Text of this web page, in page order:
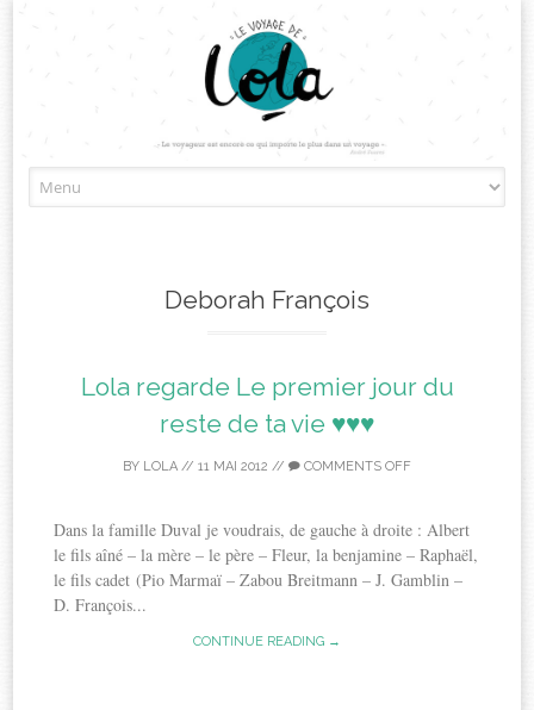
to
Deborah François
Lola regarde Le premier jour du
reste de ta vie ♥♥♥
BY LOLA // 11 MAI 2012 // COMMENTS OFF
Dans la famille Duval je voudrais, de gauche à droite : Albert
le fils aîné – la mère – le père – Fleur, la benjamine – Raphaël,
le fils cadet (Pio Marmaï – Zabou Breitmann – J. Gamblin –
D. François...
CONTINUE READING →